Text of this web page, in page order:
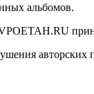
альбомов.
авторских